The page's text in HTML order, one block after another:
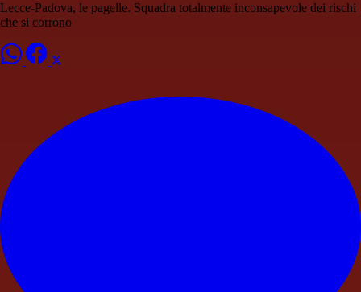
Lecce-Padova, le pagelle. Squadra totalmente inconsapevole dei rischi
che si corrono